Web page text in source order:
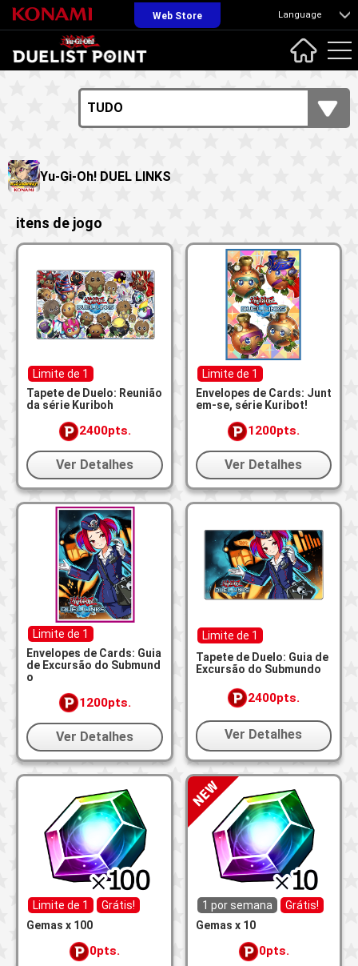
Web Store Language
Yu-Gi-Oh! DUEL LINKS
itens de jogo
Limite de 1
Tapete de Duelo: Reunião
da série Kuriboh
2400pts.
Ver Detalhes
Limite de 1
Envelopes de Cards: Junt
em-se, série Kuribot!
1200pts.
Ver Detalhes
Limite de 1
Envelopes de Cards: Guia
de Excursão do Submund
o
1200pts.
Ver Detalhes
Limite de 1
Tapete de Duelo: Guia de
Excursão do Submundo
2400pts.
Ver Detalhes
Limite de 1
Grátis!
Gemas x 100
0pts.
1 por semana
Grátis!
Gemas x 10
0pts.